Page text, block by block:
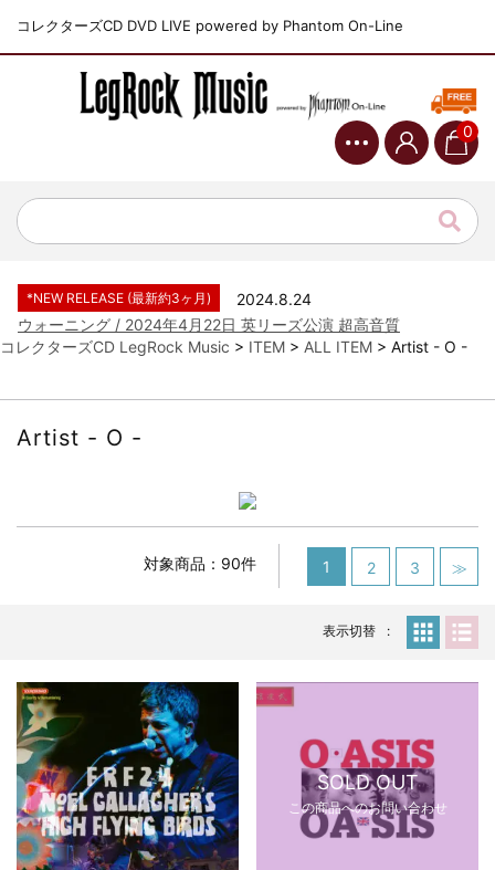
コレクターズCD DVD LIVE powered by Phantom On-Line
0
ジャーニー / 1979年5月8+9日 コロラド州 2公演 SBD 完全収録！
NGHFB / 2024年7月28日 フジロック’24公演 超高音質AI-SBD！
*NEW RELEASE (最新約3ヶ月)
2024.8.24
IEM+Aud！
*NEW RELEASE (最新約3ヶ月)
2024.6.24
ビリー・ジョエル / 2024年3月24日 100Aniv. 米M.S.G公演 完全
2024.6.24
全収録！
スコーピオンズ / 2024年6月15日 リスボン公演 FHD 完全収録！
*NEW RELEASE (最新約3ヶ月)
2024.6.20
マネスキン / 2024年6月9日 ドイツ ROCK AM RING 公演 FHD 完
リアム・ギャラガー / 2024年6月1日 英国シェフィールド公演 完
メガデス / 2023年8月4日 ドイツ W.O.A. 公演 FHD 完全収録！
*NEW RELEASE (最新約3ヶ月)
ユーライア・ヒープ / 2023年8月3日 ドイツ W.O.A. 公演 FHD 完
全収録！
*NEW RELEASE (最新約3ヶ月)
2024.6.9
ジャーニー / 1979年5月8+9日 コロラド州 2公演 SBD 完全収録！
*NEW RELEASE (最新約3ヶ月)
2024.11.9
コレクターズCD LegRock Music > ITEM > ALL ITEM > Artist - O -
Artist - O -
1 2 3 ≫
対象商品：90件
表示切替
SOLD OUT
この商品へのお問い合わせ